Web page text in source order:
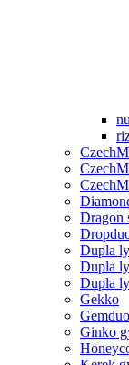
Dragon
Dupla
Dupla
Dupla
Gekko
Gemduo
Ginko